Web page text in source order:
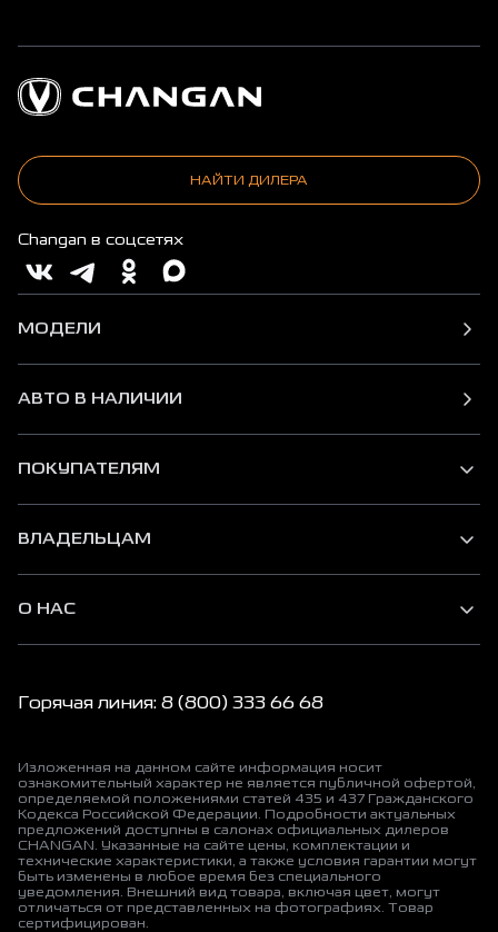
НАЙТИ ДИЛЕРА
Changan в соцсетях
МОДЕЛИ
АВТО В НАЛИЧИИ
ПОКУПАТЕЛЯМ
ВЛАДЕЛЬЦАМ
О НАС
Горячая линия: 8 (800) 333 66 68
Изложенная на данном сайте информация носит
ознакомительный характер не является публичной офертой,
определяемой положениями статей 435 и 437 Гражданского
Кодекса Российской Федерации. Подробности актуальных
предложений доступны в салонах официальных дилеров
CHANGAN. Указанные на сайте цены, комплектации и
технические характеристики, а также условия гарантии могут
быть изменены в любое время без специального
уведомления. Внешний вид товара, включая цвет, могут
отличаться от представленных на фотографиях. Товар
сертифицирован.